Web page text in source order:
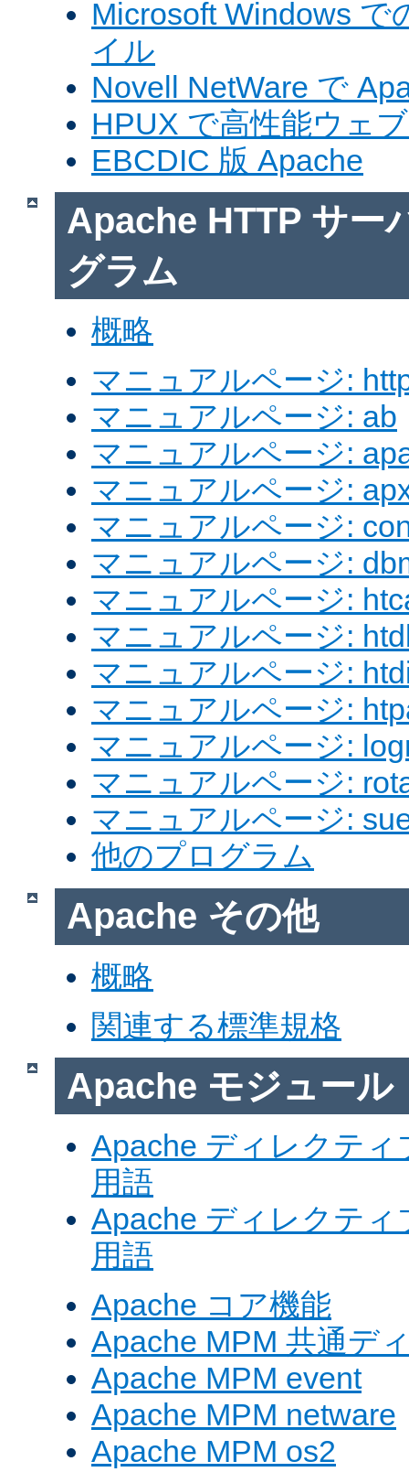
Microsoft Windows で
イル
Novell NetWare で
HPUX で高性能ウェ
EBCDIC 版 Apache
Apache HTTP サー
グラム
概略
マニュアルページ:
マニュアルページ: ab
マニュアルページ:
マニュアルページ:
マニュアルページ:
マニュアルページ:
マニュアルページ:
マニュアルページ:
マニュアルページ:
マニュアルページ:
マニュアルページ:
マニュアルページ:
マニュアルページ:
他のプログラム
Apache その他
概略
関連する標準規格
Apache モジュール
Apache ディレクテ
用語
Apache ディレクテ
用語
Apache コア機能
Apache MPM 共通デ
Apache MPM event
Apache MPM netware
Apache MPM os2